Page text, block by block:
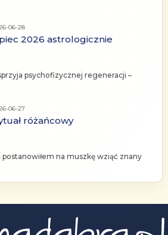
06-28
2026 astrologicznie
psychofizycznej regeneracji –
06-27
różańcowy
na muszkę wziąć znany